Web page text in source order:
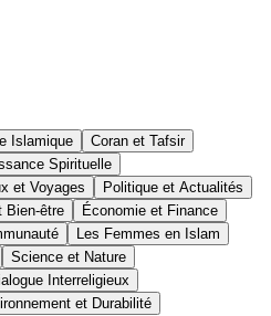
Islamique
Coran et Tafsir
Spirituelle
et Voyages
Politique et Actualités
Bien-être
Économie et Finance
Les Femmes en Islam
Science et Nature
Interreligieux
et Durabilité